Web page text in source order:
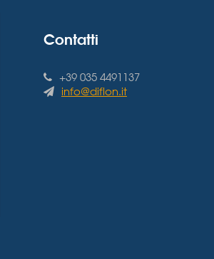
Contatti
+39 035 4491137
info@diflon.it